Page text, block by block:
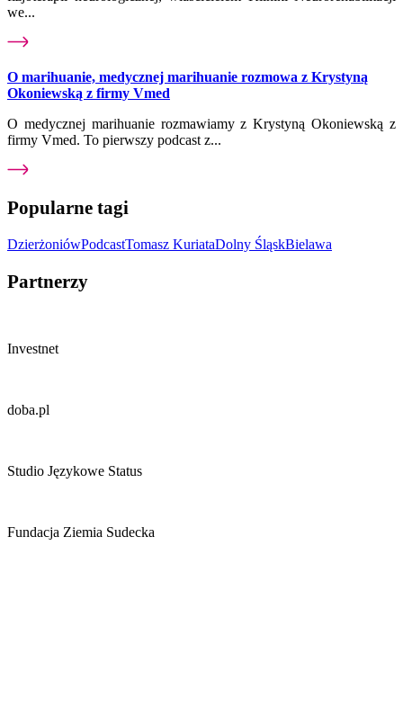
we...
O marihuanie, medycznej marihuanie rozmowa z Krystyną
Okoniewską z firmy Vmed
O medycznej marihuanie rozmawiamy z Krystyną Okoniewską z
firmy Vmed. To pierwszy podcast z...
Popularne tagi
DzierżoniówPodcastTomasz KuriataDolny ŚląskBielawa
Partnerzy
Investnet
doba.pl
Studio Językowe Status
Fundacja Ziemia Sudecka